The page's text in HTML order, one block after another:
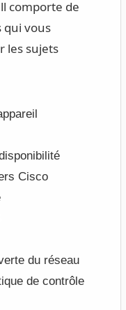
comporte de
vous
les sujets
Cisco
du réseau
de contrôle